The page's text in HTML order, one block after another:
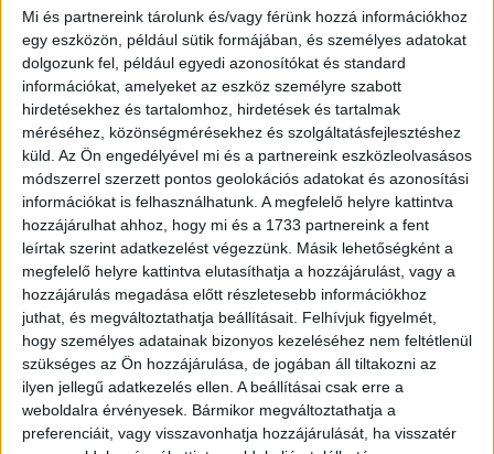
Mi és partnereink tárolunk és/vagy férünk hozzá információkhoz
egy eszközön, például sütik formájában, és személyes adatokat
dolgozunk fel, például egyedi azonosítókat és standard
információkat, amelyeket az eszköz személyre szabott
hirdetésekhez és tartalomhoz, hirdetések és tartalmak
méréséhez, közönségmérésekhez és szolgáltatásfejlesztéshez
küld. Az Ön engedélyével mi és a partnereink eszközleolvasásos
módszerrel szerzett pontos geolokációs adatokat és azonosítási
információkat is felhasználhatunk. A megfelelő helyre kattintva
hozzájárulhat ahhoz, hogy mi és a 1733 partnereink a fent
leírtak szerint adatkezelést végezzünk. Másik lehetőségként a
megfelelő helyre kattintva elutasíthatja a hozzájárulást, vagy a
hozzájárulás megadása előtt részletesebb információkhoz
juthat, és megváltoztathatja beállításait. Felhívjuk figyelmét,
hogy személyes adatainak bizonyos kezeléséhez nem feltétlenül
szükséges az Ön hozzájárulása, de jogában áll tiltakozni az
ilyen jellegű adatkezelés ellen. A beállításai csak erre a
weboldalra érvényesek. Bármikor megváltoztathatja a
preferenciáit, vagy visszavonhatja hozzájárulását, ha visszatér
az Olimpia VSK felnőtt csapatának edzője képviselte, míg a
debreceni részről Papp László, Debrecen polgármestere,
Makray Balázs ügyvezető, Herczeg András szakmai
igazgató és Szalánczi Zoltán akadémiai igazgató volt jelen a
szerződés aláírásakor..